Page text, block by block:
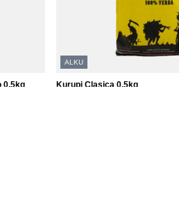
0,5kg
ALKU
Kurupi Clasica 0,5kg